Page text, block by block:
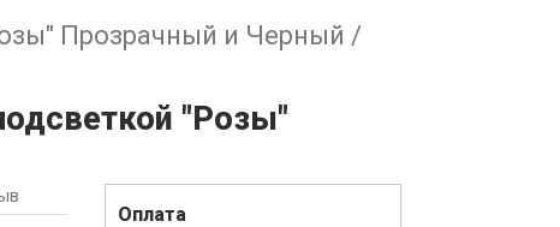
Прозрачный и Черный /
"Розы"
Оплата